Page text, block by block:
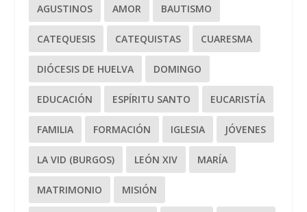
AGUSTINOS AMOR BAUTISMO
CATEQUESIS CATEQUISTAS CUARESMA
DIÓCESIS DE HUELVA DOMINGO
EDUCACIÓN ESPÍRITU SANTO EUCARISTÍA
FAMILIA FORMACIÓN IGLESIA JÓVENES
LA VID (BURGOS) LEÓN XIV MARÍA
MATRIMONIO MISIÓN